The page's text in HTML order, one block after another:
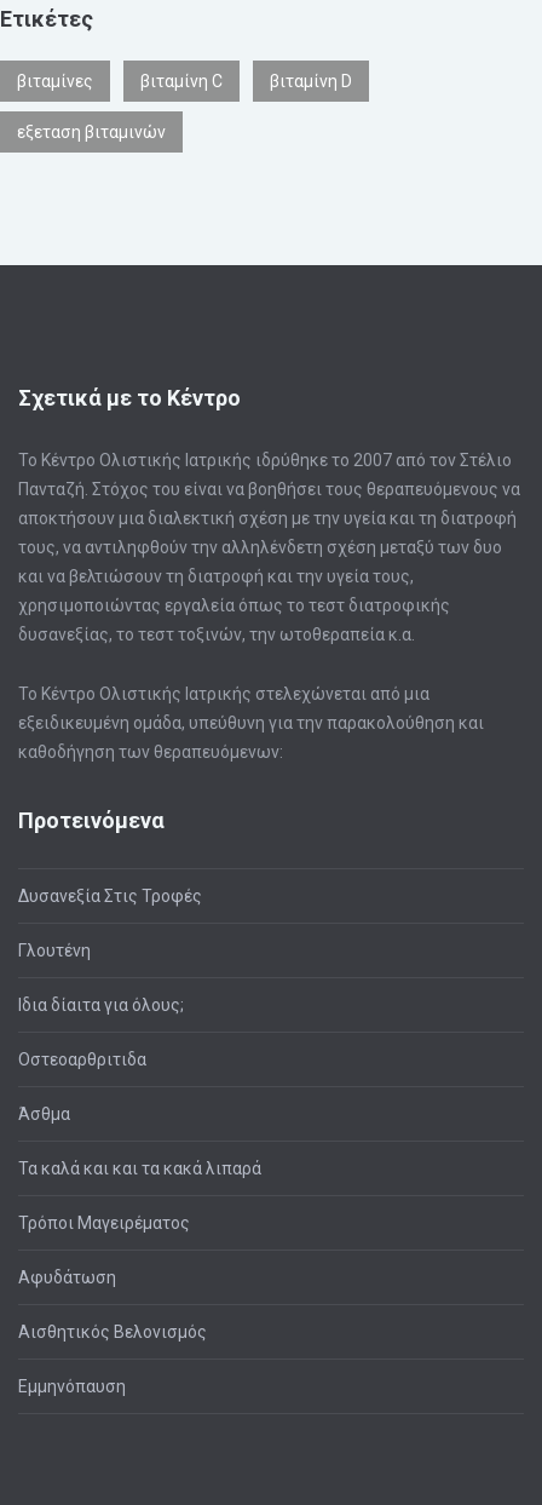
Ετικέτες
βιταμίνες βιταμίνη C βιταμίνη D
εξεταση βιταμινών
Σχετικά με το Κέντρο
Το Κέντρο Ολιστικής Ιατρικής ιδρύθηκε το 2007 από τον Στέλιο
Πανταζή. Στόχος του είναι να βοηθήσει τους θεραπευόμενους να
αποκτήσουν μια διαλεκτική σχέση με την υγεία και τη διατροφή
τους, να αντιληφθούν την αλληλένδετη σχέση μεταξύ των δυο
και να βελτιώσουν τη διατροφή και την υγεία τους,
χρησιμοποιώντας εργαλεία όπως το τεστ διατροφικής
δυσανεξίας, το τεστ τοξινών, την ωτοθεραπεία κ.α.
Το Κέντρο Ολιστικής Ιατρικής στελεχώνεται από μια
εξειδικευμένη ομάδα, υπεύθυνη για την παρακολούθηση και
καθοδήγηση των θεραπευόμενων:
Προτεινόμενα
Δυσανεξία Στις Τροφές
Γλουτένη
Ιδια δίαιτα για όλους;
Οστεοαρθριτιδα
Άσθμα
Τα καλά και και τα κακά λιπαρά
Τρόποι Μαγειρέματος
Αφυδάτωση
Αισθητικός Βελονισμός
Εμμηνόπαυση